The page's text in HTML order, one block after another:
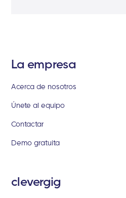
La empresa
Acerca de nosotros
Únete al equipo
Contactar
Demo gratuita
clevergig